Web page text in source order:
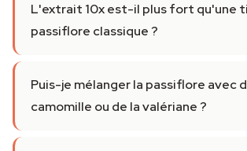
L'extrait 10x est-il plus fort qu'une
passiflore classique ?
Puis-je mélanger la passiflore avec
camomille ou de la valériane ?